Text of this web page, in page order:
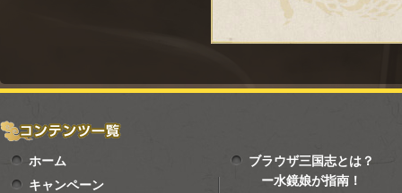
ホーム
キャンペーン
ブラウザ三国志とは？
ー水鏡娘が指南！